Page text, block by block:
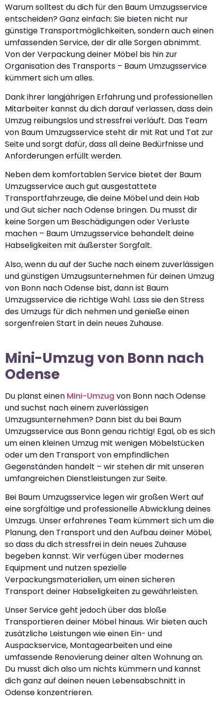
Warum solltest du dich für den Baum Umzugsservice
entscheiden? Ganz einfach: Sie bieten nicht nur
günstige Transportmöglichkeiten, sondern auch einen
umfassenden Service, der dir alle Sorgen abnimmt.
Von der Verpackung deiner Möbel bis hin zur
Organisation des Transports – Baum Umzugsservice
kümmert sich um alles.
Dank ihrer langjährigen Erfahrung und professionellen
Mitarbeiter kannst du dich darauf verlassen, dass dein
Umzug reibungslos und stressfrei verläuft. Das Team
von Baum Umzugsservice steht dir mit Rat und Tat zur
Seite und sorgt dafür, dass all deine Bedürfnisse und
Anforderungen erfüllt werden.
Neben dem komfortablen Service bietet der Baum
Umzugsservice auch gut ausgestattete
Transportfahrzeuge, die deine Möbel und dein Hab
und Gut sicher nach Odense bringen. Du musst dir
keine Sorgen um Beschädigungen oder Verluste
machen – Baum Umzugsservice behandelt deine
Habseligkeiten mit äußerster Sorgfalt.
Also, wenn du auf der Suche nach einem zuverlässigen
und günstigen Umzugsunternehmen für deinen Umzug
von Bonn nach Odense bist, dann ist Baum
Umzugsservice die richtige Wahl. Lass sie den Stress
des Umzugs für dich nehmen und genieße einen
sorgenfreien Start in dein neues Zuhause.
Mini-Umzug von Bonn nach
Odense
Du planst einen Mini-Umzug von Bonn nach Odense
und suchst nach einem zuverlässigen
Umzugsunternehmen? Dann bist du bei Baum
Umzugsservice aus Bonn genau richtig! Egal, ob es sich
um einen kleinen Umzug mit wenigen Möbelstücken
oder um den Transport von empfindlichen
Gegenständen handelt – wir stehen dir mit unseren
umfangreichen Dienstleistungen zur Seite.
Bei Baum Umzugsservice legen wir großen Wert auf
eine sorgfältige und professionelle Abwicklung deines
Umzugs. Unser erfahrenes Team kümmert sich um die
Planung, den Transport und den Aufbau deiner Möbel,
so dass du dich stressfrei in dein neues Zuhause
begeben kannst. Wir verfügen über modernes
Equipment und nutzen spezielle
Verpackungsmaterialien, um einen sicheren
Transport deiner Habseligkeiten zu gewährleisten.
Unser Service geht jedoch über das bloße
Transportieren deiner Möbel hinaus. Wir bieten auch
zusätzliche Leistungen wie einen Ein- und
Auspackservice, Montagearbeiten und eine
umfassende Renovierung deiner alten Wohnung an.
Du musst dich also um nichts kümmern und kannst
dich ganz auf deinen neuen Lebensabschnitt in
Odense konzentrieren.